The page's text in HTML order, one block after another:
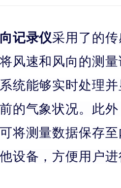
记录仪采用了的
风速和风向的测
统能够实时处理
的气象状况。此
将测量数据保存
设备，方便用户